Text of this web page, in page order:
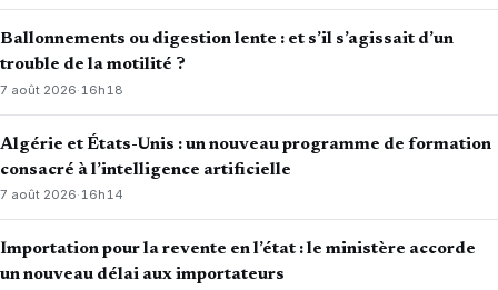
Ballonnements ou digestion lente : et s’il s’agissait d’un
trouble de la motilité ?
7 août 2026·16h18
Algérie et États-Unis : un nouveau programme de formation
consacré à l’intelligence artificielle
7 août 2026·16h14
Importation pour la revente en l’état : le ministère accorde
un nouveau délai aux importateurs